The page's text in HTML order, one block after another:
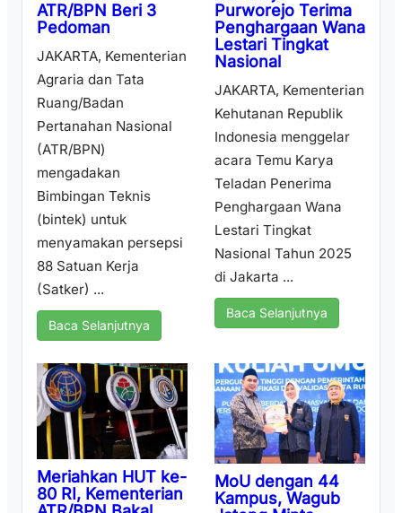
ATR/BPN Beri 3
Pedoman
JAKARTA, Kementerian
Agraria dan Tata
Ruang/Badan
Pertanahan Nasional
(ATR/BPN)
mengadakan
Bimbingan Teknis
(bintek) untuk
menyamakan persepsi
88 Satuan Kerja
(Satker) ...
Baca Selanjutnya
Purworejo Terima
Penghargaan Wana
Lestari Tingkat
Nasional
JAKARTA, Kementerian
Kehutanan Republik
Indonesia menggelar
acara Temu Karya
Teladan Penerima
Penghargaan Wana
Lestari Tingkat
Nasional Tahun 2025
di Jakarta ...
Baca Selanjutnya
Meriahkan HUT ke-
80 RI, Kementerian
MoU dengan 44
Kampus, Wagub